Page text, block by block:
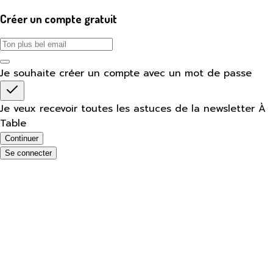
Créer un compte gratuit
Je souhaite créer un compte avec un mot de passe
Je veux recevoir toutes les astuces de la newsletter À
Table
Continuer
Se connecter